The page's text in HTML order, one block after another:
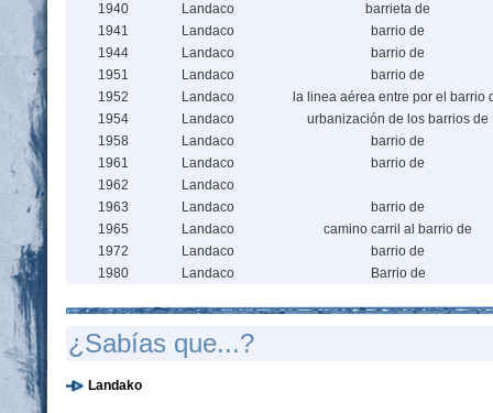
1940
Landaco
barrieta de
1941
Landaco
barrio de
1944
Landaco
barrio de
1951
Landaco
barrio de
1952
Landaco
la linea aérea entre por el barrio
1954
Landaco
urbanización de los barrios de
1958
Landaco
barrio de
1961
Landaco
barrio de
1962
Landaco
1963
Landaco
barrio de
1965
Landaco
camino carril al barrio de
1972
Landaco
barrio de
1980
Landaco Barrio de
¿Sabías que...?
Landako